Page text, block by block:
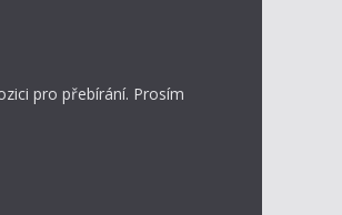
pro přebírání. Prosím